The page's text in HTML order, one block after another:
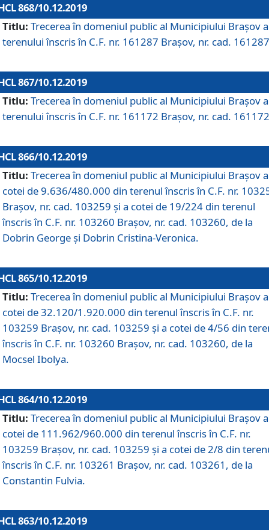
868/10.12.2019
Titlu: Trecerea în domeniul public al Municipiului Braşov a
terenului înscris în C.F. nr. 161287 Brașov, nr. cad.
867/10.12.2019
Titlu: Trecerea în domeniul public al Municipiului Braşov a
terenului înscris în C.F. nr. 161172 Brașov, nr. cad.
866/10.12.2019
Titlu: Trecerea în domeniul public al Municipiului Braşov a
cotei de 9.636/480.000 din terenul înscris în C.F. nr.
Brașov, nr. cad. 103259 și a cotei de 19/224 din terenul
înscris în C.F. nr. 103260 Brașov, nr. cad. 103260, de la
Dobrin George și Dobrin Cristina-Veronica.
865/10.12.2019
Titlu: Trecerea în domeniul public al Municipiului Braşov a
cotei de 32.120/1.920.000 din terenul înscris în C.F. nr.
103259 Brașov, nr. cad. 103259 și a cotei de 4/56 din
înscris în C.F. nr. 103260 Brașov, nr. cad. 103260, de la
Mocsel Ibolya.
864/10.12.2019
Titlu: Trecerea în domeniul public al Municipiului Braşov a
cotei de 111.962/960.000 din terenul înscris în C.F. nr.
103259 Brașov, nr. cad. 103259 și a cotei de 2/8 din
înscris în C.F. nr. 103261 Brașov, nr. cad. 103261, de la
Constantin Fulvia.
863/10.12.2019